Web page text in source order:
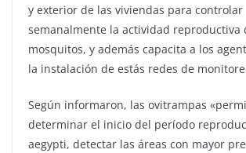
y exterior de las viviendas para controlar
semanalmente la actividad reproductiva
mosquitos, y además capacita a los
la instalación de estás redes de
Según informaron, las ovitrampas
determinar el inicio del período
aegypti, detectar las áreas con mayor